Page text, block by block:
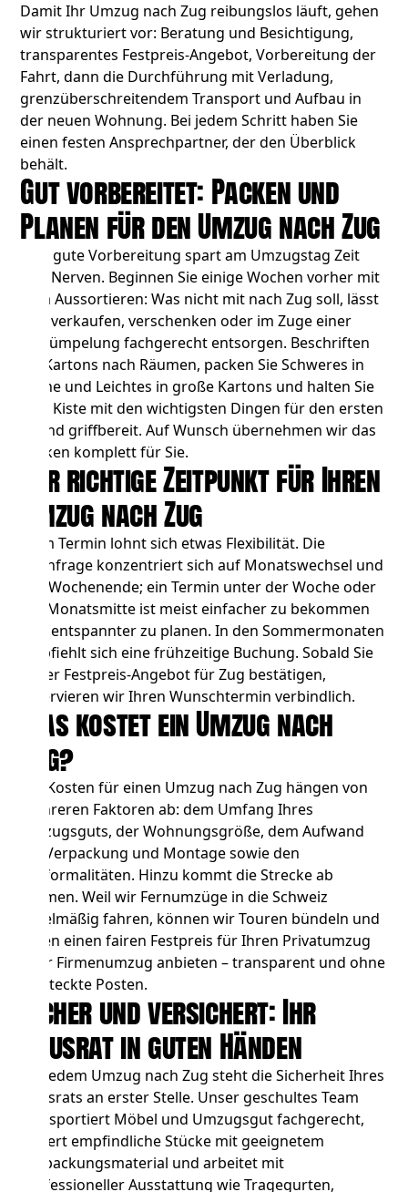
Damit Ihr Umzug nach Zug reibungslos läuft, gehen
wir strukturiert vor: Beratung und Besichtigung,
transparentes Festpreis-Angebot, Vorbereitung der
Fahrt, dann die Durchführung mit Verladung,
grenzüberschreitendem Transport und Aufbau in
der neuen Wohnung. Bei jedem Schritt haben Sie
einen festen Ansprechpartner, der den Überblick
behält.
Gut vorbereitet: Packen und
Planen für den Umzug nach Zug
Eine gute Vorbereitung spart am Umzugstag Zeit
und Nerven. Beginnen Sie einige Wochen vorher mit
dem Aussortieren: Was nicht mit nach Zug soll, lässt
sich verkaufen, verschenken oder im Zuge einer
Entrümpelung fachgerecht entsorgen. Beschriften
Sie Kartons nach Räumen, packen Sie Schweres in
kleine und Leichtes in große Kartons und halten Sie
eine Kiste mit den wichtigsten Dingen für den ersten
Abend griffbereit. Auf Wunsch übernehmen wir das
Packen komplett für Sie.
Der richtige Zeitpunkt für Ihren
Umzug nach Zug
Beim Termin lohnt sich etwas Flexibilität. Die
Nachfrage konzentriert sich auf Monatswechsel und
das Wochenende; ein Termin unter der Woche oder
zur Monatsmitte ist meist einfacher zu bekommen
und entspannter zu planen. In den Sommermonaten
empfiehlt sich eine frühzeitige Buchung. Sobald Sie
unser Festpreis-Angebot für Zug bestätigen,
reservieren wir Ihren Wunschtermin verbindlich.
Was kostet ein Umzug nach
Zug?
Die Kosten für einen Umzug nach Zug hängen von
mehreren Faktoren ab: dem Umfang Ihres
Umzugsguts, der Wohnungsgröße, dem Aufwand
für Verpackung und Montage sowie den
Zollformalitäten. Hinzu kommt die Strecke ab
Bremen. Weil wir Fernumzüge in die Schweiz
regelmäßig fahren, können wir Touren bündeln und
Ihnen einen fairen Festpreis für Ihren Privatumzug
oder Firmenumzug anbieten – transparent und ohne
versteckte Posten.
Sicher und versichert: Ihr
Hausrat in guten Händen
Bei jedem Umzug nach Zug steht die Sicherheit Ihres
Hausrats an erster Stelle. Unser geschultes Team
transportiert Möbel und Umzugsgut fachgerecht,
sichert empfindliche Stücke mit geeignetem
Verpackungsmaterial und arbeitet mit
professioneller Ausstattung wie Tragegurten,